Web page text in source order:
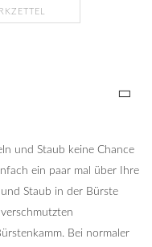
und Staub keine Chance
ein paar mal über Ihre
Staub in der Bürste
Bei normaler